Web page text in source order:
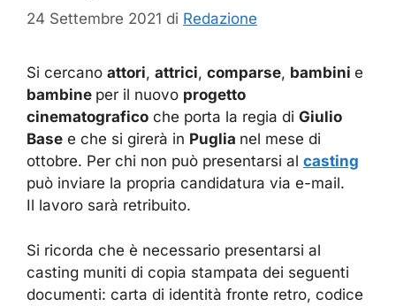
24 Settembre 2021 di Redazione
Si cercano attori, attrici, comparse, bambini e
bambine per il nuovo progetto
cinematografico che porta la regia di Giulio
Base e che si girerà in Puglia nel mese di
ottobre. Per chi non può presentarsi al casting
può inviare la propria candidatura via e-mail.
Il lavoro sarà retribuito.
Si ricorda che è necessario presentarsi al
casting muniti di copia stampata dei seguenti
documenti: carta di identità fronte retro, codice